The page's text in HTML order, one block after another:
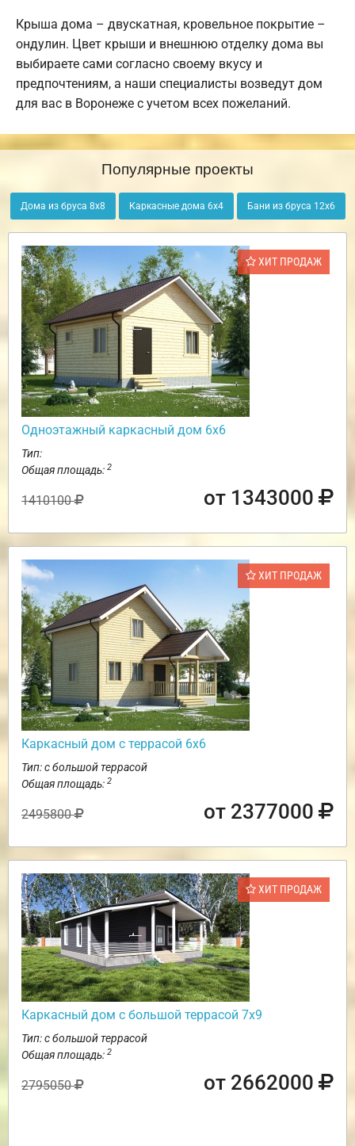
Крыша дома – двускатная, кровельное покрытие –
ондулин. Цвет крыши и внешнюю отделку дома вы
выбираете сами согласно своему вкусу и
предпочтениям, а наши специалисты возведут дом
для вас в Воронеже с учетом всех пожеланий.
Популярные проекты
Дома из бруса 8х8 Каркасные дома 6х4 Бани из бруса 12х6
ХИТ ПРОДАЖ
Одноэтажный каркасный дом 6х6
Тип:
Общая площадь: 2
1410100 от 1343000
ХИТ ПРОДАЖ
Каркасный дом с террасой 6х6
Тип: с большой террасой
Общая площадь: 2
2495800 от 2377000
ХИТ ПРОДАЖ
Каркасный дом с большой террасой 7х9
Тип: с большой террасой
Общая площадь: 2
2795050 от 2662000